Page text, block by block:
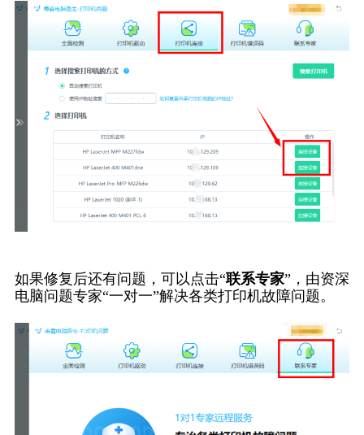
如果修复后还有问题，可以点击“联系专家”，由资深
电脑问题专家“一对一”解决各类打印机故障问题。